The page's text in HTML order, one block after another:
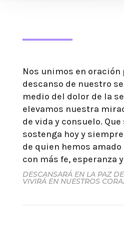
Nos unimos en oración
descanso de nuestro
medio del dolor de la
elevamos nuestra
de vida y consuelo.
sostenga hoy y
de quien hemos
con más fe, esperanza
DESCANSARÁ EN LA PAZ
VIVIRÁ EN NUESTROS